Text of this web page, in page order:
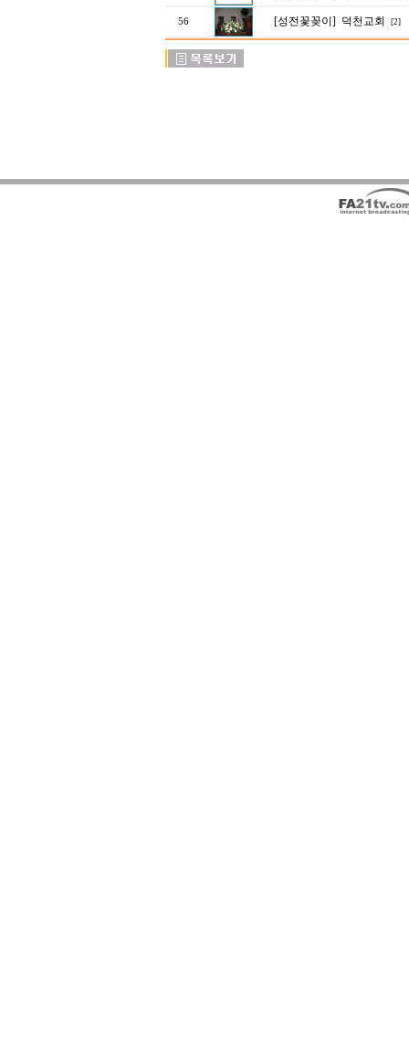
56 [성전꽃꽂이] 덕천교회 [2]